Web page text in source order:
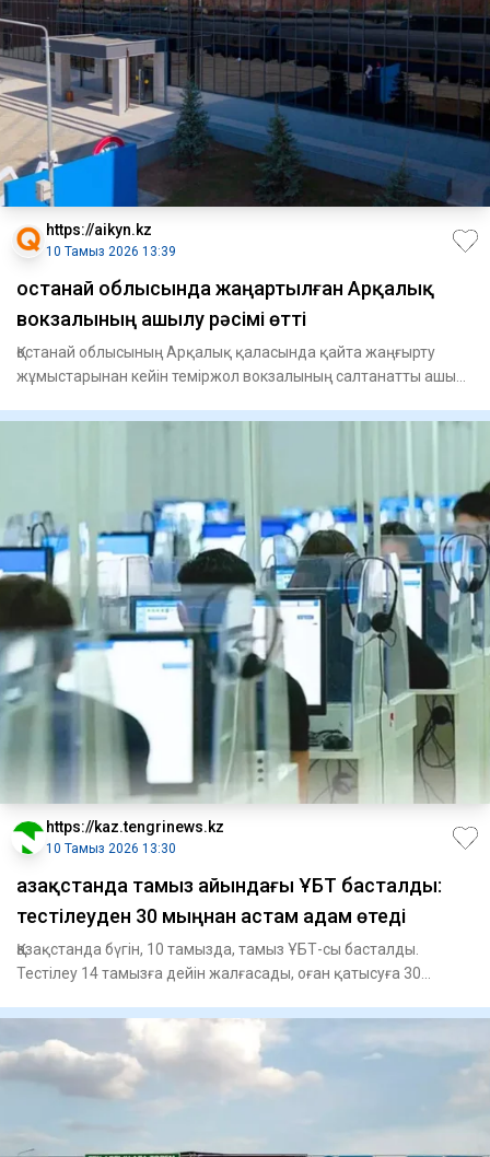
https://aikyn.kz
10 Тамыз 2026 13:39
Қостанай облысында жаңартылған Арқалық
вокзалының ашылу рәсімі өтті
Қостанай облысының Арқалық қаласында қайта жаңғырту
жұмыстарынан кейін теміржол вокзалының салтанатты ашылу
https://kaz.tengrinews.kz
10 Тамыз 2026 13:30
Қазақстанда тамыз айындағы ҰБТ басталды:
тестілеуден 30 мыңнан астам адам өтеді
Қазақстанда бүгін, 10 тамызда, тамыз ҰБТ-сы басталды.
Тестілеу 14 тамызға дейін жалғасады, оған қатысуға 30